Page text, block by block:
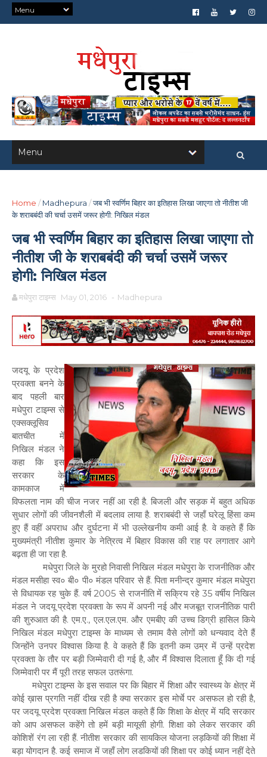
Home / Madhepura /जब भी स्वर्णिम बिहार का इतिहास लिखा जाएगा तो नीतीश जी
के शराबबंदी की चर्चा उसमें जरूर होगी: निखिल मंडल
जब भी स्वर्णिम बिहार का इतिहास लिखा जाएगा तो
नीतीश जी के शराबबंदी की चर्चा उसमें जरूर
होगी: निखिल मंडल
मधेपुरा टाइम्स May 01, 2016 - Madhepura
जदयू के प्रदेश
प्रवक्ता बनने के
बाद पहली बार
मधेपुरा टाइम्स से
एक्सक्लूसिव
बातचीत में
निखिल मंडल ने
कहा कि इस
सरकार के
कामकाज में
विफलता नाम की चीज नजर नहीं आ रही है. बिजली और सड़क में बहुत अधिक
सुधार लोगों की जीवनशैली में बदलाव लाया है. शराबबंदी से जहाँ घरेलू हिंसा कम
हुए हैं वहीं अपराध और दुर्घटना में भी उल्लेखनीय कमी आई है. वे कहते हैं कि
मुख्यमंत्री नीतीश कुमार के नेत्रित्व में बिहार विकास की राह पर लगातार आगे
बढ़ता ही जा रहा है.
मधेपुरा जिले के मुरहो निवासी निखिल मंडल मधेपुरा के राजनीतिक और
मंडल मसीहा स्व० बी० पी० मंडल परिवार से हैं. पिता मनीन्द्र कुमार मंडल मधेपुरा
से विधायक रह चुके हैं. वर्ष 2005 से राजनीति में सक्रिय रहे 35 वर्षीय निखिल
मंडल ने जदयू प्रदेश प्रवक्ता के रूप में अपनी नई और मजबूत राजनीतिक पारी
की शुरुआत की है. एम.ए., एल.एल.एम. और एमबीए की उच्च डिग्री हासिल किये
निखिल मंडल मधेपुरा टाइम्स के माध्यम से तमाम वैसे लोगों को धन्यवाद देते हैं
जिन्होंने उनपर विश्वास किया है. वे कहते हैं कि इतनी कम उम्र में उन्हें प्रदेश
प्रवक्ता के तौर पर बड़ी जिम्मेवारी दी गई है, और मैं विश्वास दिलाता हूँ कि दी गई
जिम्मेवारी पर मैं पूरी तरह सफल उतरूंगा.
मधेपुरा टाइम्स के इस सवाल पर कि बिहार में शिक्षा और स्वास्थ्य के क्षेत्र में
कोई ख़ास प्रगति नहीं दीख रही है क्या सरकार इस मोर्चे पर असफल हो रही है,
पर जदयू प्रदेश प्रवक्ता निखिल मंडल कहते हैं कि शिक्षा के क्षेत्र में यदि सरकार
को आप असफल कहेंगे तो हमें बड़ी मायूसी होगी. शिक्षा को लेकर सरकार की
कोशिशें रंग ला रही हैं. नीतीश सरकार की सायकिल योजना लड़कियों की शिक्षा में
बड़ा योगदान है. कई समाज में जहाँ लोग लडकियों की शिक्षा पर कोई ध्यान नहीं देते